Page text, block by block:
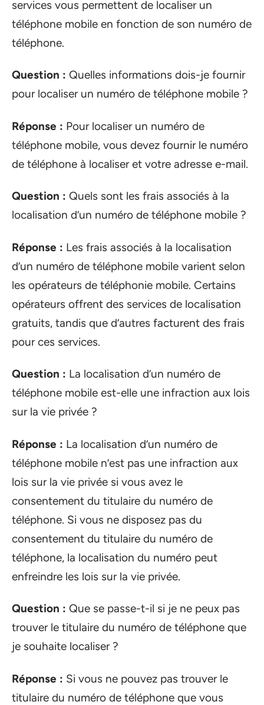
services vous permettent de localiser un
téléphone mobile en fonction de son numéro de
téléphone.
Question : Quelles informations dois-je fournir
pour localiser un numéro de téléphone mobile ?
Réponse : Pour localiser un numéro de
téléphone mobile, vous devez fournir le numéro
de téléphone à localiser et votre adresse e-mail.
Question : Quels sont les frais associés à la
localisation d’un numéro de téléphone mobile ?
Réponse : Les frais associés à la localisation
d’un numéro de téléphone mobile varient selon
les opérateurs de téléphonie mobile. Certains
opérateurs offrent des services de localisation
gratuits, tandis que d’autres facturent des frais
pour ces services.
Question : La localisation d’un numéro de
téléphone mobile est-elle une infraction aux lois
sur la vie privée ?
Réponse : La localisation d’un numéro de
téléphone mobile n’est pas une infraction aux
lois sur la vie privée si vous avez le
consentement du titulaire du numéro de
téléphone. Si vous ne disposez pas du
consentement du titulaire du numéro de
téléphone, la localisation du numéro peut
enfreindre les lois sur la vie privée.
Question : Que se passe-t-il si je ne peux pas
trouver le titulaire du numéro de téléphone que
je souhaite localiser ?
Réponse : Si vous ne pouvez pas trouver le
titulaire du numéro de téléphone que vous